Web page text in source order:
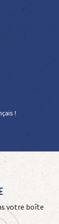
!
votre boîte